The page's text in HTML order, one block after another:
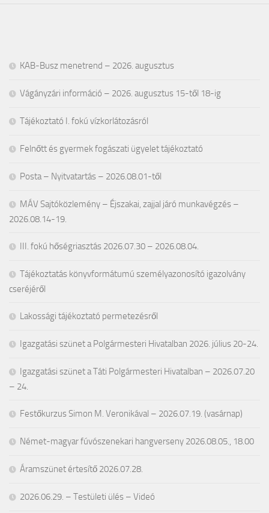
KAB-Busz menetrend – 2026. augusztus
Vágányzári információ – 2026. augusztus 15-től 18-ig
Tájékoztató I. fokú vízkorlátozásról
Felnőtt és gyermek fogászati ügyelet tájékoztató
Posta – Nyitvatartás – 2026.08.01-től
MÁV Sajtóközlemény – Éjszakai, zajjal járó munkavégzés –
2026.08.14-19.
III. fokú hőségriasztás 2026.07.30 – 2026.08.04.
Tájékoztatás könyvformátumú személyazonosító igazolvány
cseréjéről
Lakossági tájékoztató permetezésről
Igazgatási szünet a Polgármesteri Hivatalban 2026. július 20-24.
Igazgatási szünet a Táti Polgármesteri Hivatalban – 2026.07.20
– 24.
Festőkurzus Simon M. Veronikával – 2026.07.19. (vasárnap)
Német-magyar fúvószenekari hangverseny 2026.08.05., 18.00
Áramszünet értesítő 2026.07.28.
2026.06.29. – Testületi ülés – Videó